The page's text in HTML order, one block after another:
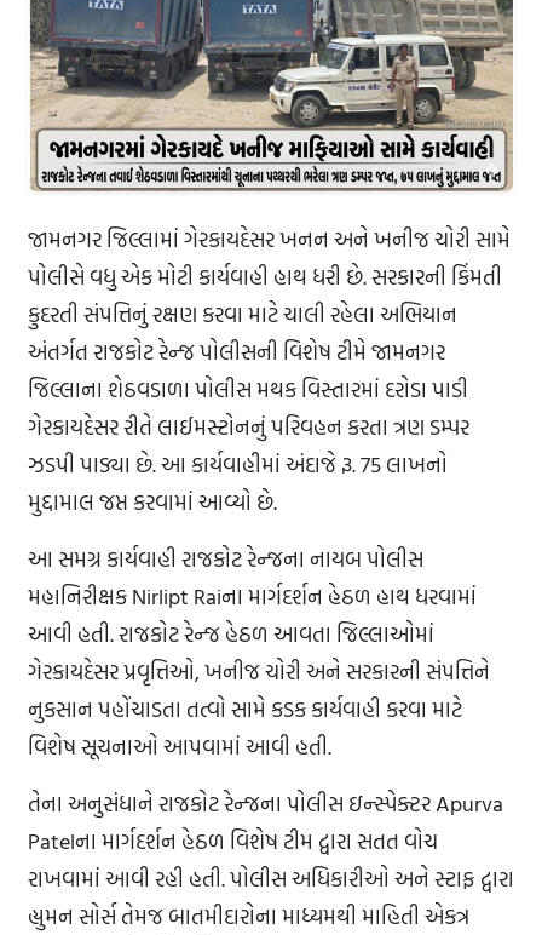
જામનગર જિલ્લામાં ગેરકાયદેસર ખનન અને ખનીજ ચોરી સામે
પોલીસે વધુ એક મોટી કાર્યવાહી હાથ ધરી છે. સરકારની કિંમતી
કુદરતી સંપત્તિનું રક્ષણ કરવા માટે ચાલી રહેલા અભિયાન
અંતર્ગત રાજકોટ રેન્જ પોલીસની વિશેષ ટીમે જામનગર
જિલ્લાના શેઠવડાળા પોલીસ મથક વિસ્તારમાં દરોડા પાડી
ગેરકાયદેસર રીતે લાઈમસ્ટોનનું પરિવહન કરતા ત્રણ ડમ્પર
ઝડપી પાડ્યા છે. આ કાર્યવાહીમાં અંદાજે રૂ. 75 લાખનો
મુદ્દામાલ જપ્ત કરવામાં આવ્યો છે.
આ સમગ્ર કાર્યવાહી રાજકોટ રેન્જના નાયબ પોલીસ
મહાનિરીક્ષક Nirlipt Raiના માર્ગદર્શન હેઠળ હાથ ધરવામાં
આવી હતી. રાજકોટ રેન્જ હેઠળ આવતા જિલ્લાઓમાં
ગેરકાયદેસર પ્રવૃત્તિઓ, ખનીજ ચોરી અને સરકારની સંપત્તિને
નુકસાન પહોંચાડતા તત્વો સામે કડક કાર્યવાહી કરવા માટે
વિશેષ સૂચનાઓ આપવામાં આવી હતી.
તેના અનુસંધાને રાજકોટ રેન્જના પોલીસ ઇન્સ્પેક્ટર Apurva
Patelના માર્ગદર્શન હેઠળ વિશેષ ટીમ દ્વારા સતત વોચ
રાખવામાં આવી રહી હતી. પોલીસ અધિકારીઓ અને સ્ટાફ દ્વારા
હ્યુમન સોર્સ તેમજ બાતમીદારોના માધ્યમથી માહિતી એકત્ર